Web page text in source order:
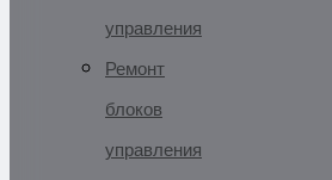
управления
Ремонт
блоков
управления